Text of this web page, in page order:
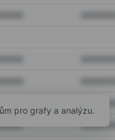
XXXXXXX
pro grafy a analýzu.